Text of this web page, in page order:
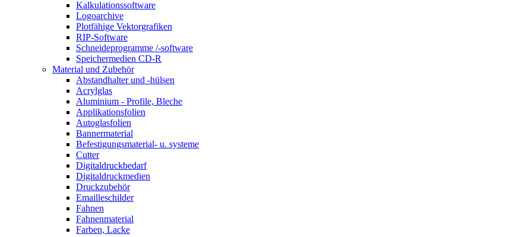
Kalkulationssoftware
Logoarchive
Plotfähige Vektorgrafiken
RIP-Software
Schneideprogramme /-software
Speichermedien CD-R
Material und Zubehör
Abstandhalter und -hülsen
Acrylglas
Aluminium - Profile, Bleche
Applikationsfolien
Autoglasfolien
Bannermaterial
Befestigungsmaterial- u. systeme
Cutter
Digitaldruckbedarf
Digitaldruckmedien
Druckzubehör
Emailleschilder
Fahnen
Fahnenmaterial
Farben, Lacke